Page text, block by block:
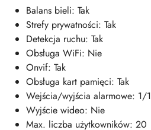
Balans bieli: Tak
Strefy prywatności: Tak
Detekcja ruchu: Tak
Obsługa WiFi: Nie
Onvif: Tak
Obsługa kart pamięci: Tak
Wejścia/wyjścia alarmowe: 1/1
Wyjście wideo: Nie
Max. liczba użytkowników: 20